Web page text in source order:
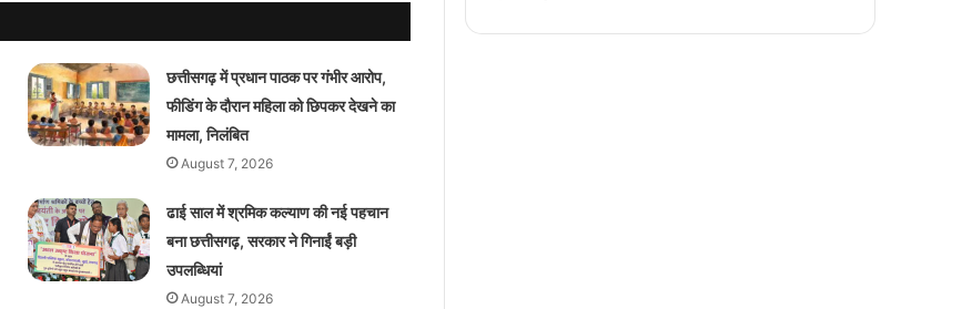
छत्तीसगढ़ में प्रधान पाठक पर गंभीर आरोप,
फीडिंग के दौरान महिला को छिपकर देखने का
मामला, निलंबित
August 7, 2026
ढाई साल में श्रमिक कल्याण की नई पहचान
बना छत्तीसगढ़, सरकार ने गिनाईं बड़ी
उपलब्धियां
August 7, 2026